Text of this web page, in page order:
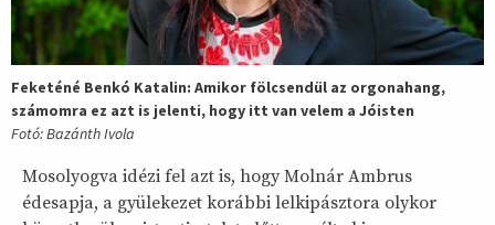
Feketéné Benkó Katalin: Amikor fölcsendül az orgonahang,
számomra ez azt is jelenti, hogy itt van velem a Jóisten
Fotó: Bazánth Ivola
Mosolyogva idézi fel azt is, hogy Molnár Ambrus
édesapja, a gyülekezet korábbi lelkipásztora olykor